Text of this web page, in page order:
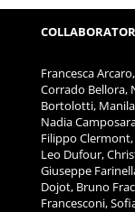
Francesca
Corrado Bellora,
Bortolotti, Manila
Nadia
Filippo
Leo Dufour,
Giuseppe
Dojot, Bruno
Francesconi,